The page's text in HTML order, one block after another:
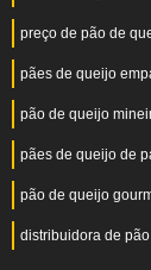
preço de pão de
pães de queijo
pão de queijo
pães de queijo de
pão de queijo
distribuidora de